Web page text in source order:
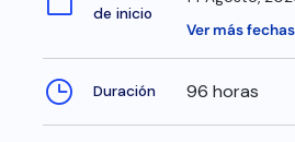
de inicio
Ver más
Duración 96 horas